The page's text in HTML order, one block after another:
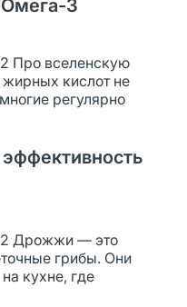
3
Про вселенскую
кислот не
регулярно
Дрожжи — это
грибы. Они
кухне, где